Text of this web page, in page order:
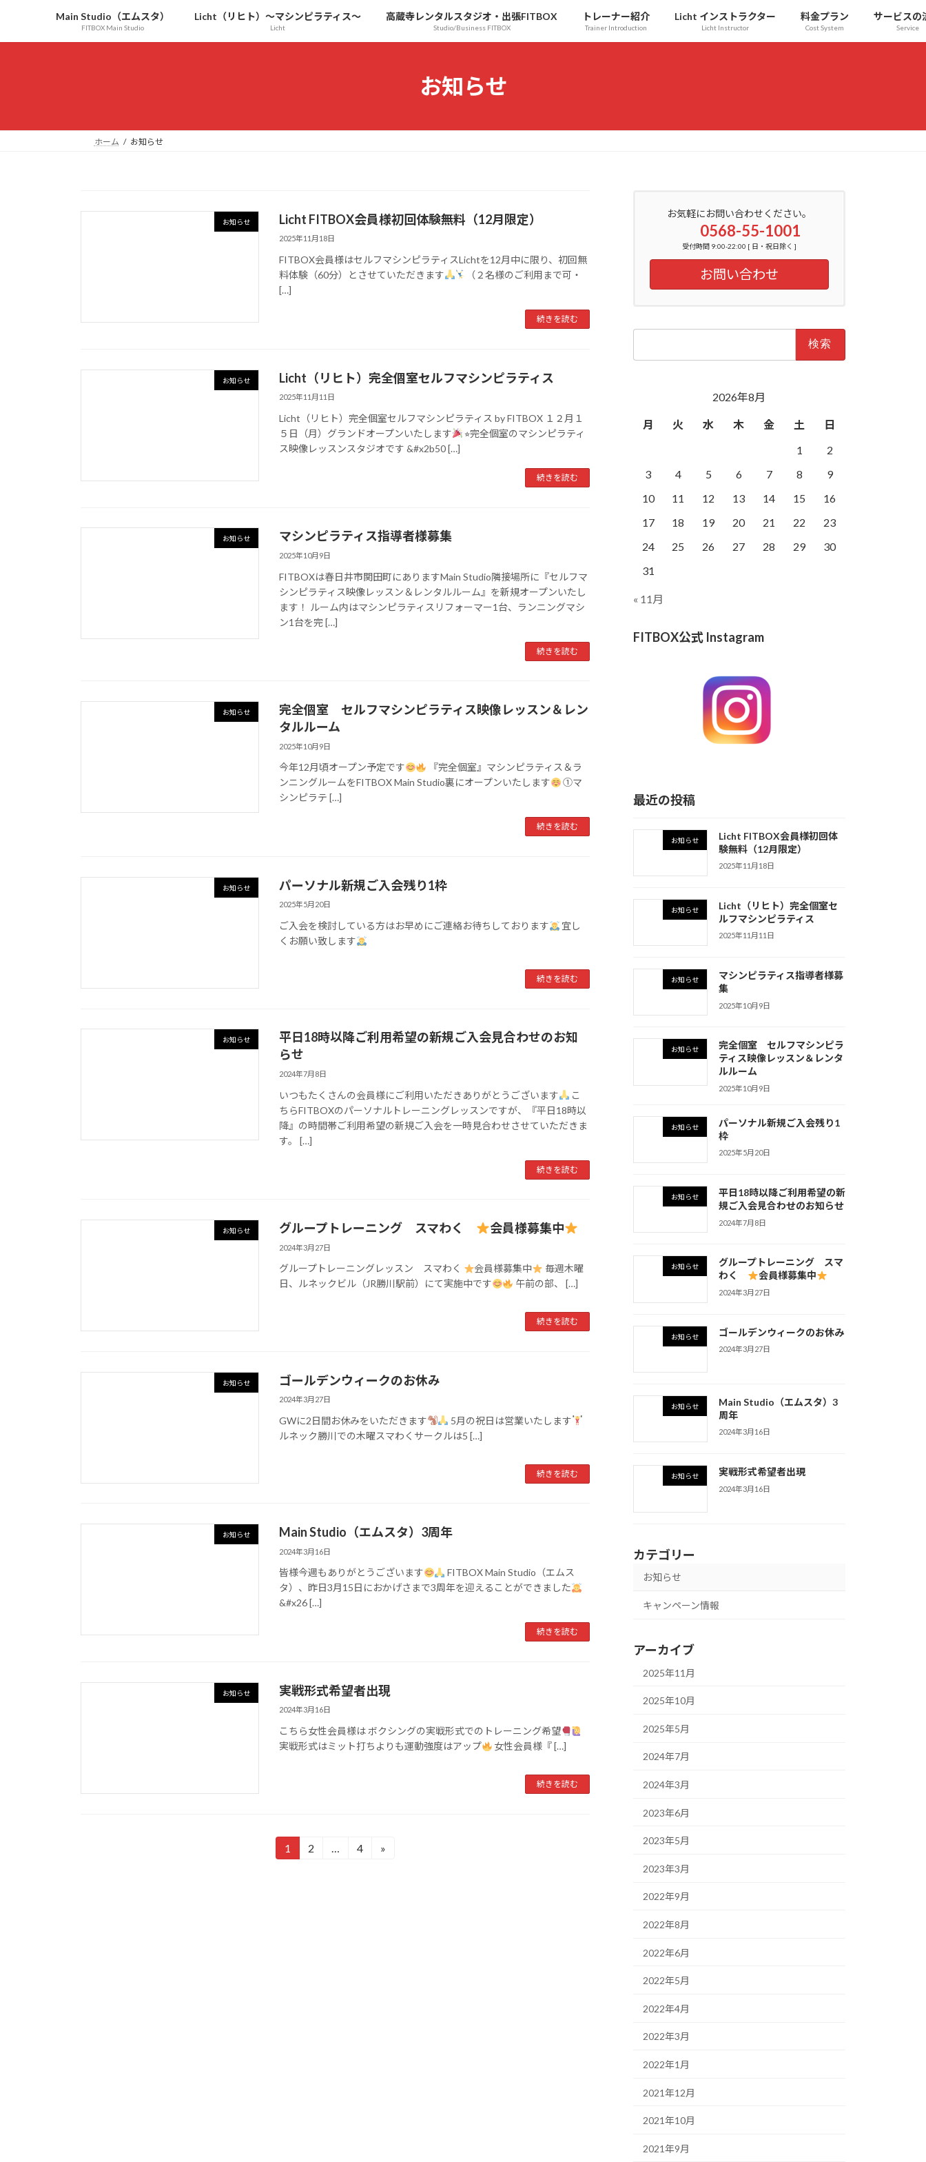
テ
ゲ
Main Studio（エムスタ）
FITBOX Main Studio
Licht（リヒト）〜マシンピラティス〜
Licht
高蔵寺レンタルスタジオ・出張FITBOX
Studio/Business FITBOX
トレーナー紹介
Trainer Introduction
Licht インストラクター
Licht Instructor
料金プラン
Cost System
サービスの
Service
お知らせ
ホーム お知らせ
お知らせ Licht FITBOX会員様初回体験無料（12月限定）
2025年11月18日
FITBOX会員様はセルフマシンピラティスLichtを12月中に限り、初回無
料体験（60分）とさせていただきます
（２名様のご利用まで可・
[…]
続きを読む
お知らせ Licht（リヒト）完全個室セルフマシンピラティス
2025年11月11日
Licht（リヒト）完全個室セルフマシンピラティス by FITBOX １２月１
５日（月）グランドオープンいたします
⭐︎完全個室のマシンピラティ
ス映像レッスンスタジオです &#x2b50 […]
続きを読む
お知らせ マシンピラティス指導者様募集
2025年10月9日
FITBOXは春日井市関田町にありますMain Studio隣接場所に『セルフマ
シンピラティス映像レッスン＆レンタルルーム』を新規オープンいたし
ます！ ルーム内はマシンピラティスリフォーマー1台、ランニングマシ
ン1台を完 […]
続きを読む
お知らせ
完全個室 セルフマシンピラティス映像レッスン＆レン
タルルーム
2025年10月9日
今年12月頃オープン予定です
『完全個室』マシンピラティス＆ラ
ンニングルームをFITBOX Main Studio裏にオープンいたします
①マ
シンピラテ […]
続きを読む
お知らせ パーソナル新規ご入会残り1枠
2025年5月20日
ご入会を検討している方はお早めにご連絡お待ちしております
宜し
くお願い致します
続きを読む
お知らせ
平日18時以降ご利用希望の新規ご入会見合わせのお知
らせ
2024年7月8日
いつもたくさんの会員様にご利用いただきありがとうございます
こ
ちらFITBOXのパーソナルトレーニングレッスンですが、『平日18時以
降』の時間帯ご利用希望の新規ご入会を一時見合わせさせていただきま
す。 […]
続きを読む
お知らせ グループトレーニング スマわく 会員様募集中
2024年3月27日
グループトレーニングレッスン スマわく 会員様募集中
毎週木曜
日、ルネックビル（JR勝川駅前）にて実施中です
午前の部、 […]
続きを読む
お知らせ ゴールデンウィークのお休み
2024年3月27日
GWに2日間お休みをいただきます
5月の祝日は営業いたします
ルネック勝川での木曜スマわくサークルは5 […]
続きを読む
お知らせ Main Studio（エムスタ）3周年
2024年3月16日
皆様今週もありがとうございます
FITBOX Main Studio（エムス
タ）、昨日3月15日におかげさまで3周年を迎えることができました
‍&#x26 […]
続きを読む
お知らせ 実戦形式希望者出現
2024年3月16日
こちら女性会員様は ボクシングの実戦形式でのトレーニング希望
実戦形式はミット打ちよりも運動強度はアップ
女性会員様『 […]
続きを読む
固
1
固
2
固
4 »
お気軽にお問い合わせください。
0568-55-1001
受付時間 9:00-22:00 [ 日・祝日除く ]
お問い合わせ
2026年8月
月 火 水 木 金 土
日
1
2
3
4 5 6 7 8
9
10
11 12 13 14 15
16
17
18 19 20 21 22
23
24
25 26 27 28 29
30
31
« 11月
FITBOX公式 Instagram
最近の投稿
お知らせ
Licht FITBOX会員様初回体
験無料（12月限定）
2025年11月18日
お知らせ
Licht（リヒト）完全個室セ
ルフマシンピラティス
2025年11月11日
お知らせ
マシンピラティス指導者様募
集
2025年10月9日
お知らせ
完全個室 セルフマシンピラ
ティス映像レッスン＆レンタ
ルルーム
2025年10月9日
お知らせ
パーソナル新規ご入会残り1
枠
2025年5月20日
お知らせ
平日18時以降ご利用希望の新
規ご入会見合わせのお知らせ
2024年7月8日
お知らせ
グループトレーニング スマ
わく
会員様募集中
2024年3月27日
お知らせ ゴールデンウィークのお休み
2024年3月27日
お知らせ
Main Studio（エムスタ）3
周年
2024年3月16日
お知らせ 実戦形式希望者出現
2024年3月16日
カテゴリー
お知らせ
キャンペーン情報
アーカイブ
2025年11月
2025年10月
2025年5月
2024年7月
2024年3月
2023年6月
2023年5月
2023年3月
2022年9月
2022年8月
2022年6月
2022年5月
2022年4月
2022年3月
2022年1月
2021年12月
2021年10月
2021年9月